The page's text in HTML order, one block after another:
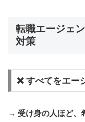
転職エージェ
対策
❌ すべてをエー
→ 受け身の人ほど、